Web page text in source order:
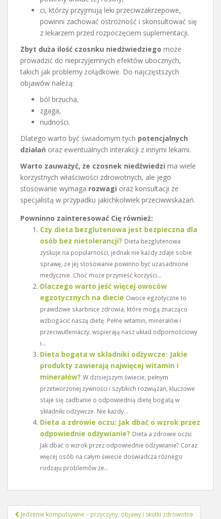
ci, którzy przyjmują leki przeciwzakrzepowe,
powinni zachować ostrożność i skonsultować się
z lekarzem przed rozpoczęciem suplementacji.
Zbyt duża ilość czosnku niedźwiedziego może
prowadzić do nieprzyjemnych efektów ubocznych,
takich jak problemy żołądkowe. Do najczęstszych
objawów należą:
ból brzucha,
zgaga,
nudności.
Dlatego warto być świadomym tych potencjalnych
działań oraz ewentualnych interakcji z innymi lekami.
Warto zauważyć, że czosnek niedźwiedzi ma wiele
korzystnych właściwości zdrowotnych, ale jego
stosowanie wymaga rozwagi oraz konsultacji ze
specjalistą w przypadku jakichkolwiek przeciwwskazań.
Powninno zainteresować Cię również:
Czy dieta bezglutenowa jest bezpieczna dla
osób bez nietolerancji? Dieta bezglutenowa
zyskuje na popularności, jednak nie każdy zdaje sobie
sprawę, że jej stosowanie powinno być uzasadnione
medycznie. Choć może przynieść korzyści...
Dlaczego warto jeść więcej owoców
egzotycznych na diecie Owoce egzotyczne to
prawdziwe skarbnice zdrowia, które mogą znacząco
wzbogacić naszą dietę. Pełne witamin, minerałów i
przeciwutleniaczy, wspierają nasz układ odpornościowy
i...
Dieta bogata w składniki odżywcze: Jakie
produkty zawierają najwięcej witamin i
minerałów? W dzisiejszym świecie, pełnym
przetworzonej żywności i szybkich rozwiązań, kluczowe
staje się zadbanie o odpowiednią dietę bogatą w
składniki odżywcze. Nie każdy...
Dieta a zdrowie oczu: Jak dbać o wzrok przez
odpowiednie odżywianie? Dieta a zdrowie oczu:
Jak dbać o wzrok przez odpowiednie odżywianie? Coraz
więcej osób na całym świecie doświadcza różnego
rodzaju problemów ze...
Nawigacja
Jedzenie kompulsywne – przyczyny, objawy i skutki zdrowotne